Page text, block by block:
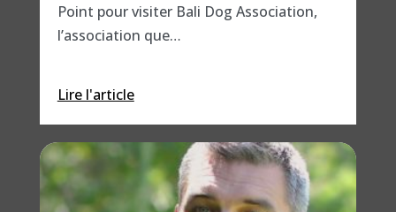
Point pour visiter Bali Dog Association,
l’association que…
Lire l'article